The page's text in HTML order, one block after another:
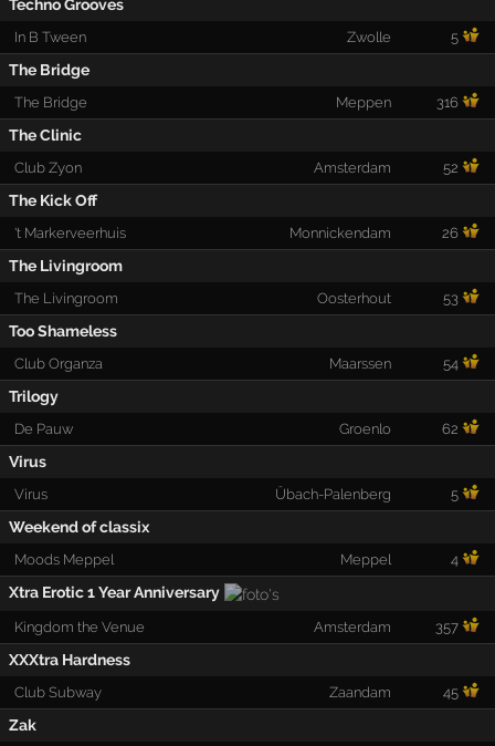
Techno Grooves
In B Tween Zwolle 5
The Bridge
The Bridge Meppen 316
The Clinic
Club Zyon Amsterdam 52
The Kick Off
't Markerveerhuis Monnickendam 26
The Livingroom
The Livingroom Oosterhout 53
Too Shameless
Club Organza Maarssen 54
Trilogy
De Pauw Groenlo 62
Virus
Virus Übach-Palenberg 5
Weekend of classix
Moods Meppel Meppel 4
Xtra Erotic 1 Year Anniversary
Kingdom the Venue Amsterdam 357
XXXtra Hardness
Club Subway Zaandam 45
Zak